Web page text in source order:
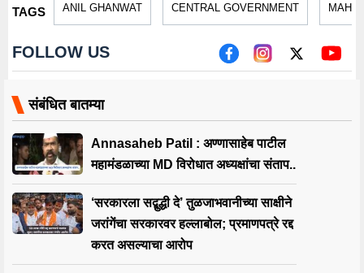
TAGS ANIL GHANWAT CENTRAL GOVERNMENT
FOLLOW US
संबंधित बातम्या
Annasaheb Patil : अण्णासाहेब पाटील
महामंडळाच्या MD विरोधात अध्यक्षांचा संताप..
‘सरकारला सद्बुद्धी दे’ तुळजाभवानीच्या साक्षीने
जरांगेंचा सरकारवर हल्लाबोल; प्रमाणपत्रे रद्द
करत असल्याचा आरोप